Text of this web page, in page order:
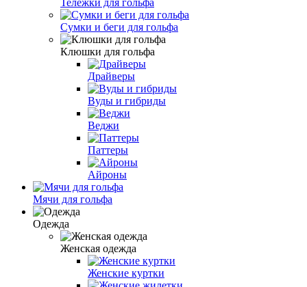
Сумки и беги для гольфа
Клюшки для гольфа
Драйверы
Вуды и гибриды
Веджи
Паттеры
Айроны
Мячи для гольфа
Одежда
Женская одежда
Женские куртки